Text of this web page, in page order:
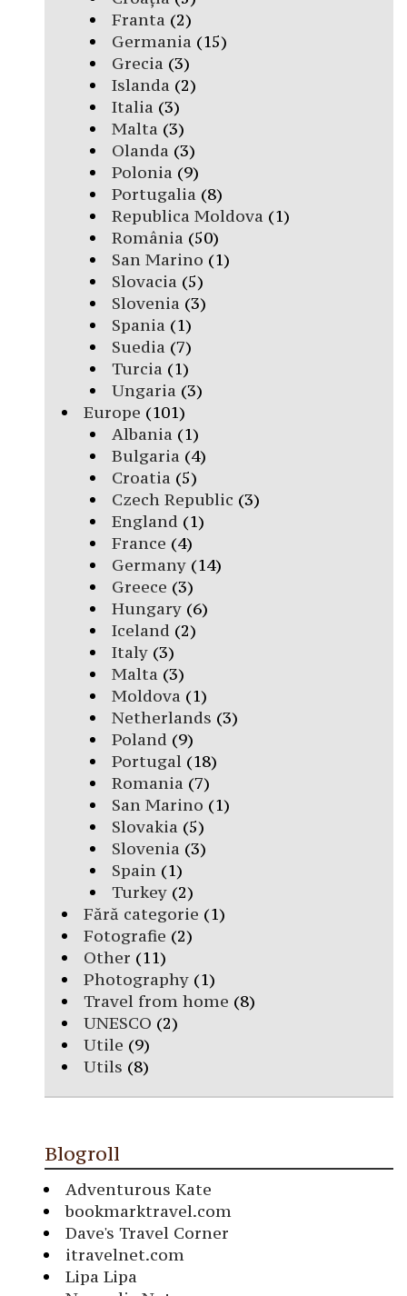
Franta (2)
Germania (15)
Grecia (3)
Islanda (2)
Italia (3)
Malta (3)
Olanda (3)
Polonia (9)
Portugalia (8)
Republica Moldova (1)
România (50)
San Marino (1)
Slovacia (5)
Slovenia (3)
Spania (1)
Suedia (7)
Turcia (1)
Ungaria (3)
Europe (101)
Albania (1)
Bulgaria (4)
Croatia (5)
Czech Republic (3)
England (1)
France (4)
Germany(14)
Greece (3)
Hungary(6)
Iceland (2)
Italy(3)
Malta (3)
Moldova (1)
Netherlands (3)
Poland (9)
Portugal(18)
Romania (7)
San Marino (1)
Slovakia (5)
Slovenia (3)
Spain(1)
Turkey(2)
Fără categorie (1)
Fotografie (2)
Other (11)
Photography (1)
Travel from home (8)
UNESCO (2)
Utile (9)
Utils (8)
Blogroll
Adventurous Kate
bookmarktravel.com
Dave's Travel Corner
itravelnet.com
Lipa Lipa